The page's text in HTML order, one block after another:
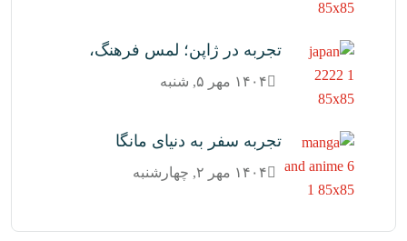
تجربه در ژاپن؛ لمس فرهنگ،
۱۴۰۴ مهر ۵, شنبه
تجربه سفر به دنیای مانگا
۱۴۰۴ مهر ۲, چهارشنبه